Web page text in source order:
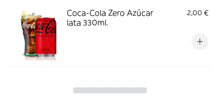
Coca-Cola Zero Azúcar
lata 330ml.
2,00 €
Coca-Cola Sabor Light